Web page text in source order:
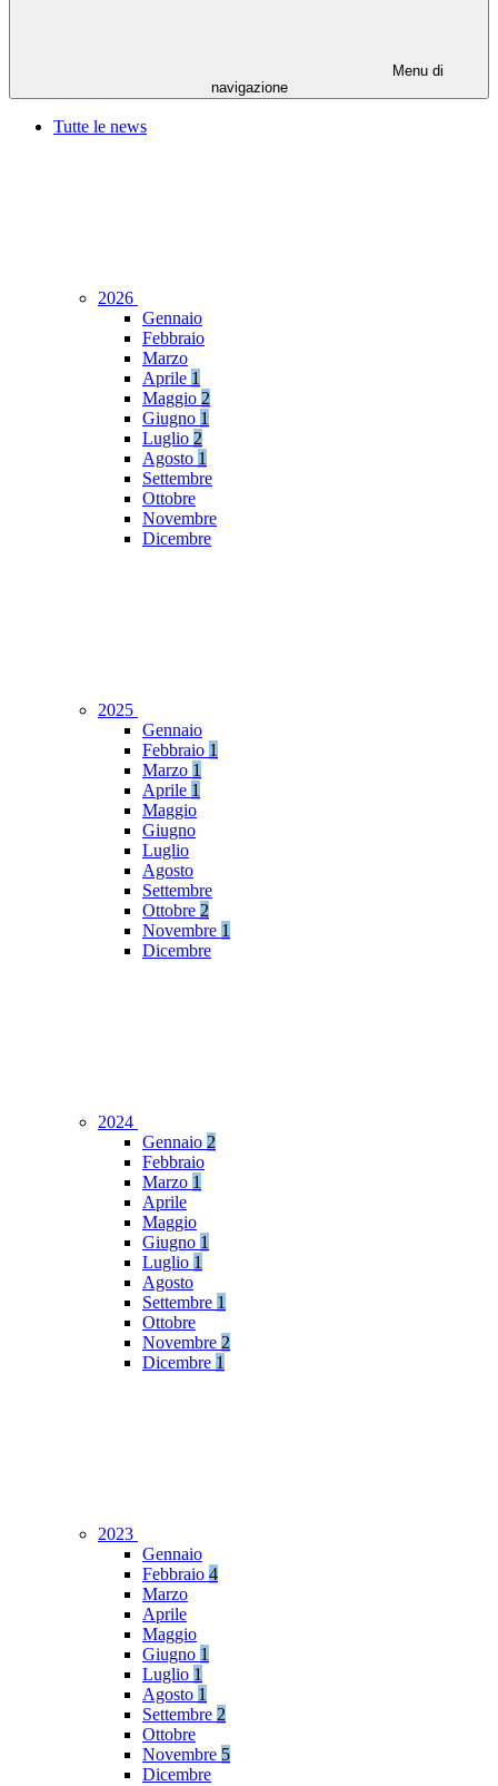
Menu di
navigazione
Tutte le news
2026
Gennaio
Febbraio
Marzo
Aprile 1
Maggio 2
Giugno 1
Luglio 2
Agosto 1
Settembre
Ottobre
Novembre
Dicembre
2025
Gennaio
Febbraio 1
Marzo 1
Aprile 1
Maggio
Giugno
Luglio
Agosto
Settembre
Ottobre 2
Novembre 1
Dicembre
2024
Gennaio 2
Febbraio
Marzo 1
Aprile
Maggio
Giugno 1
Luglio 1
Agosto
Settembre 1
Ottobre
Novembre 2
Dicembre 1
2023
Gennaio
Febbraio 4
Marzo
Aprile
Maggio
Giugno 1
Luglio 1
Agosto 1
Settembre 2
Ottobre
Novembre 5
Dicembre